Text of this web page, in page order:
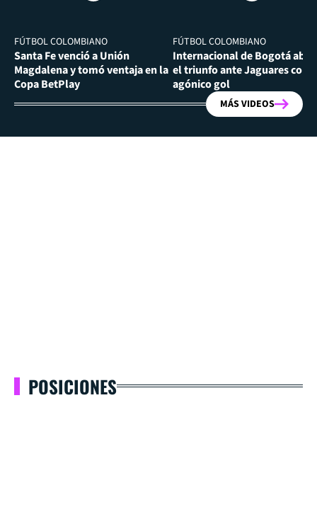
FÚTBOL COLOMBIANO
Santa Fe venció a Unión
Magdalena y tomó ventaja en la
Copa BetPlay
FÚTBOL COLOMBIANO
Internacional de Bogotá
el triunfo ante Jaguares con
agónico gol
MÁS VIDEOS
POSICIONES